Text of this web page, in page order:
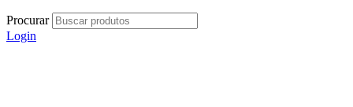
Procurar
Login